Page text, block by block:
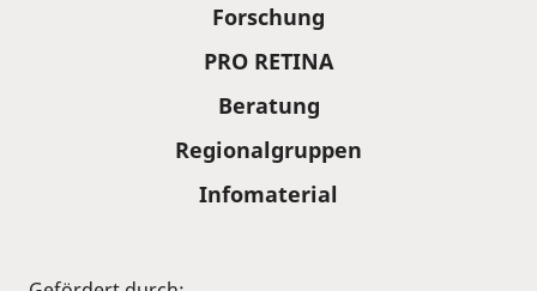
Forschung
PRO RETINA
Beratung
Regionalgruppen
Infomaterial